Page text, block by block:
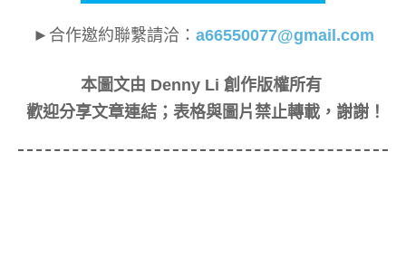
►合作邀約聯繫請洽： a66550077@gmail.com
本圖文由 Denny Li 創作版權所有
歡迎分享文章連結；表格與圖片禁止轉載，謝謝！